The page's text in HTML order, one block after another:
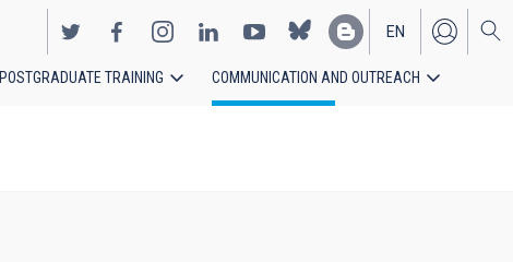
EN
ES
POSTGRADUATE TRAINING COMMUNICATION AND OUTREACH